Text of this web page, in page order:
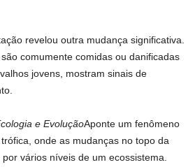
revelou outra mudança significativa.
comumente comidas ou danificadas
jovens, mostram sinais de
e EvoluçãoAponte um fenômeno
onde as mudanças no topo da
vários níveis de um ecossistema.